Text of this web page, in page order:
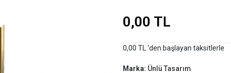
0,00 TL
0,00 TL 'den başlayan taksitlerle
Marka: Ünlü Tasarım